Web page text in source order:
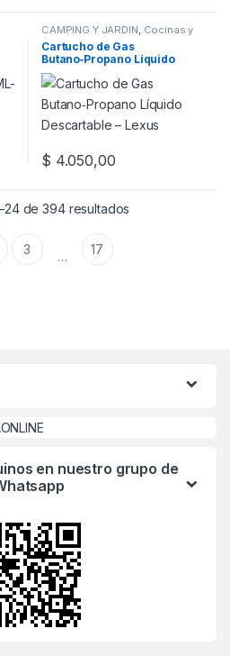
CAMPING Y JARDIN, Cocinas y
Hornos
Cartucho de Gas
Butano‑Propano Líquido
Descartable – Lexus
$ 4.050,00
Este producto tiene múltiples
de 394 resultados
3 … 17
en nuestro grupo de